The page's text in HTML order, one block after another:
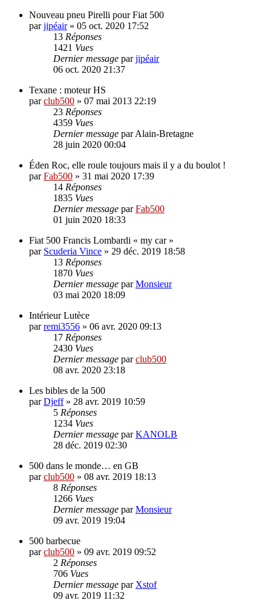
Nouveau pneu Pirelli pour Fiat 500
parjipéair» 05 oct. 2020 17:52
13 Réponses
1421 Vues
Dernier message parjipéair
06 oct. 2020 21:37
Texane : moteur HS
parclub500 » 07 mai 2013 22:19
23 Réponses
4359 Vues
Dernier message parAlain-Bretagne
28 juin 2020 00:04
Éden Roc, elle roule toujours mais il y a du boulot !
parFab500 » 31 mai 2020 17:39
14 Réponses
1835 Vues
Dernier message parFab500
01 juin 2020 18:33
Fiat 500 Francis Lombardi « my car »
par Scuderia Vince » 29 déc. 2019 18:58
13 Réponses
1870 Vues
Dernier message parMonsieur
03 mai 2020 18:09
Intérieur Lutèce
parremi3556 » 06 avr. 2020 09:13
17 Réponses
2430 Vues
Dernier message parclub500
08 avr. 2020 23:18
Les bibles de la 500
parDjeff» 28 avr. 2019 10:59
5 Réponses
1234 Vues
Dernier message parKANOLB
28 déc. 2019 02:30
500 dans le monde… en GB
parclub500 » 08 avr. 2019 18:13
8 Réponses
1266 Vues
Dernier message parMonsieur
09 avr. 2019 19:04
500 barbecue
parclub500 » 09 avr. 2019 09:52
2 Réponses
706 Vues
Dernier message par Xstof
09 avr. 2019 11:32